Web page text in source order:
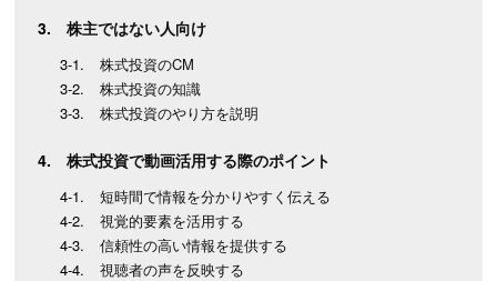
株主ではない人向け
株式投資のCM
株式投資の知識
株式投資のやり方を説明
株式投資で動画活用する際のポイント
短時間で情報を分かりやすく伝える
視覚的要素を活用する
信頼性の高い情報を提供する
視聴者の声を反映する